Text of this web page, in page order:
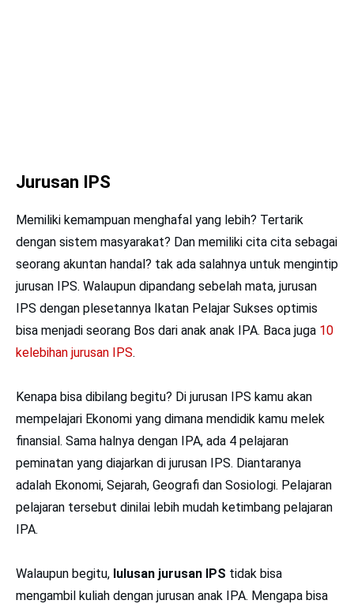
Jurusan IPS
Memiliki kemampuan menghafal yang lebih? Tertarik
dengan sistem masyarakat? Dan memiliki cita cita sebagai
seorang akuntan handal? tak ada salahnya untuk mengintip
jurusan IPS. Walaupun dipandang sebelah mata, jurusan
IPS dengan plesetannya Ikatan Pelajar Sukses optimis
bisa menjadi seorang Bos dari anak anak IPA. Baca juga 10
kelebihan jurusan IPS.
Kenapa bisa dibilang begitu? Di jurusan IPS kamu akan
mempelajari Ekonomi yang dimana mendidik kamu melek
finansial. Sama halnya dengan IPA, ada 4 pelajaran
peminatan yang diajarkan di jurusan IPS. Diantaranya
adalah Ekonomi, Sejarah, Geografi dan Sosiologi. Pelajaran
pelajaran tersebut dinilai lebih mudah ketimbang pelajaran
IPA.
Walaupun begitu, lulusan jurusan IPS tidak bisa
mengambil kuliah dengan jurusan anak IPA. Mengapa bisa